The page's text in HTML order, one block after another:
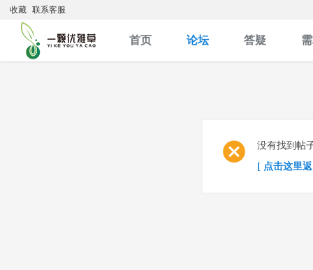
收藏 联系客服
首页 论坛 答疑
没有找到帖
[ 点击这里